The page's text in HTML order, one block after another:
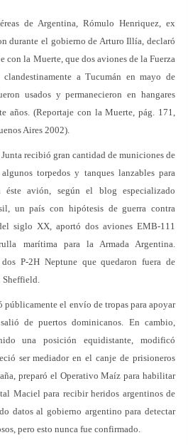
de Argentina, Rómulo Henriquez, ex
durante el gobierno de Arturo Illía, declaró
con la Muerte, que dos aviones de la Fuerza
a Tucumán en mayo de
usados y permanecieron en hangares
años. (Reportaje con la Muerte, pág. 171,
Aires 2002).
recibió gran cantidad de municiones de
torpedos y tanques lanzables para
avión, según el blog especializado
un país con hipótesis de guerra contra
siglo XX, aportó dos aviones EMB-111
marítima para la Armada Argentina.
P-2H Neptune que quedaron fuera de
Sheffield.
el envío de tropas para apoyar
de puertos dominicanos. En cambio,
una posición equidistante, modificó
ser mediador en el canje de prisioneros
preparó el Operativo Maíz para habilitar
Maciel para recibir heridos argentinos de
datos al gobierno argentino para detectar
pero esto nunca fue confirmado.